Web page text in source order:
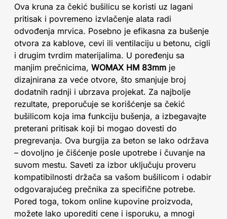
Ova kruna za čekić bušilicu se koristi uz lagani
pritisak i povremeno izvlačenje alata radi
odvođenja mrvica. Posebno je efikasna za bušenje
otvora za kablove, cevi ili ventilaciju u betonu, cigli
i drugim tvrdim materijalima. U poređenju sa
manjim prečnicima, WOMAX HM 83mm je
dizajnirana za veće otvore, što smanjuje broj
dodatnih radnji i ubrzava projekat. Za najbolje
rezultate, preporučuje se korišćenje sa čekić
bušilicom koja ima funkciju bušenja, a izbegavajte
preterani pritisak koji bi mogao dovesti do
pregrevanja. Ova burgija za beton se lako održava
– dovoljno je čišćenje posle upotrebe i čuvanje na
suvom mestu. Saveti za izbor uključuju proveru
kompatibilnosti držača sa vašom bušilicom i odabir
odgovarajućeg prečnika za specifične potrebe.
Pored toga, tokom online kupovine proizvoda,
možete lako uporediti cene i isporuku, a mnogi